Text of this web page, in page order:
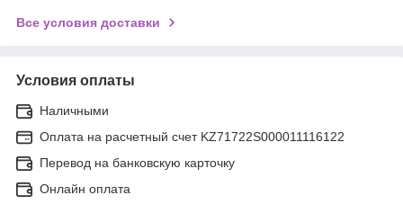
Все условия доставки
Условия оплаты
Наличными
Оплата на расчетный счет KZ71722S000011116122
Перевод на банковскую карточку
Онлайн оплата